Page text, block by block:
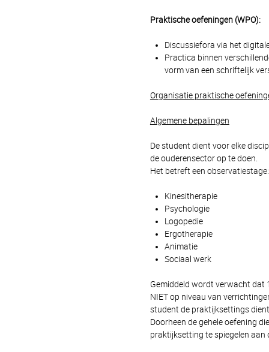
Praktische oefeningen (WPO):
Discussiefora via het
Practica binnen
vorm van een schriftelijk
Organisatie praktische
Algemene bepalingen
De student dient voor elke
de ouderensector op te doen.
Het betreft een observatiestage:
Kinesitherapie
Psychologie
Logopedie
Ergotherapie
Animatie
Sociaal werk
Gemiddeld wordt verwacht dat
NIET op niveau van
student de praktijksettings
Doorheen de gehele oefening
praktijksetting te spiegelen aan